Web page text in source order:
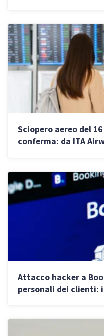
Sciopero aereo del
conferma: da ITA
Attacco hacker a
personali dei clienti: